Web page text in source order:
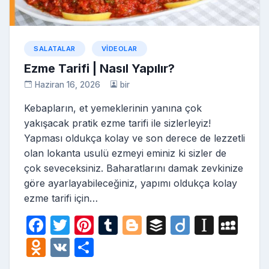
SALATALAR VIDEOLAR
Ezme Tarifi | Nasıl Yapılır?
Haziran 16, 2026 bir
Kebapların, et yemeklerinin yanına çok
yakışacak pratik ezme tarifi ile sizlerleyiz!
Yapması oldukça kolay ve son derece de lezzetli
olan lokanta usulü ezmeyi eminiz ki sizler de
çok seveceksiniz. Baharatlarını damak zevkinize
göre ayarlayabileceğiniz, yapımı oldukça kolay
ezme tarifi için…
F
a
c
T
w
itt
Pi T
Bl B
Di In
O V